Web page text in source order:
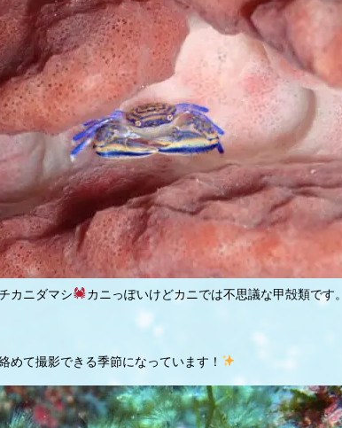
カニダマシ カニっぽいけどカニでは不思議な甲殻類です。
めて撮影できる季節になっています！